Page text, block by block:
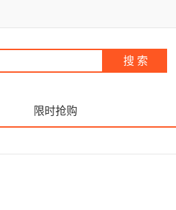
限时抢购